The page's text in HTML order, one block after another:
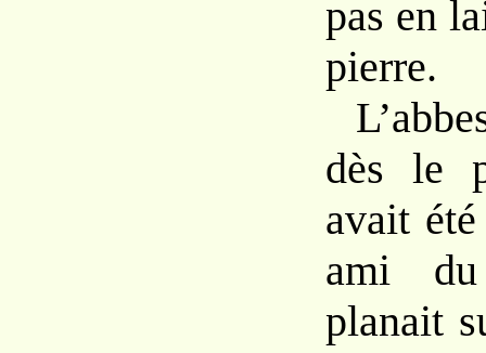
pas en
pierre.
dès le
avait
ami
planait